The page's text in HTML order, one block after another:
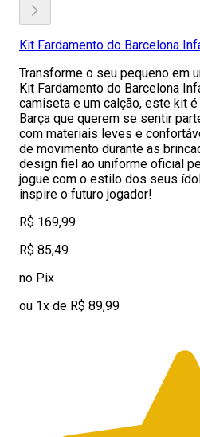
Kit Fardamento do Barcelona
Transforme o seu pequeno em
Kit Fardamento do Barcelona
camiseta e um calção, este kit
Barça que querem se sentir
com materiais leves e
de movimento durante as
design fiel ao uniforme oficial
jogue com o estilo dos seus
inspire o futuro jogador!
R$ 169,99
R$ 85,49
no Pix
ou 1x de R$ 89,99